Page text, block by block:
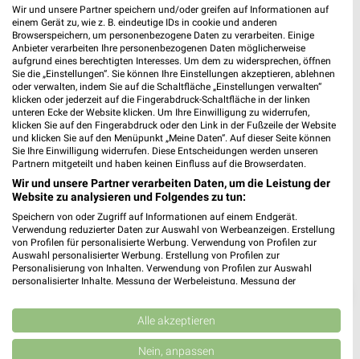
NORMA Memmingen
Maximilianstr. 10
87700 Memmingen
Heute 07:00 - 20:00 Uhr | Geöffnet
553,72 km • Angebote: 4 Prospekte
Wir und unsere Partner speichern und/oder greifen auf Informationen auf
einem Gerät zu, wie z. B. eindeutige IDs in cookie und anderen
Browserspeichern, um personenbezogene Daten zu verarbeiten. Einige
Anbieter verarbeiten Ihre personenbezogenen Daten möglicherweise
aufgrund eines berechtigten Interesses. Um dem zu widersprechen, öffnen
Sie die „Einstellungen“. Sie können Ihre Einstellungen akzeptieren, ablehnen
oder verwalten, indem Sie auf die Schaltfläche „Einstellungen verwalten“
klicken oder jederzeit auf die Fingerabdruck-Schaltfläche in der linken
unteren Ecke der Website klicken. Um Ihre Einwilligung zu widerrufen,
klicken Sie auf den Fingerabdruck oder den Link in der Fußzeile der Website
und klicken Sie auf den Menüpunkt „Meine Daten“. Auf dieser Seite können
Sie Ihre Einwilligung widerrufen. Diese Entscheidungen werden unseren
Partnern mitgeteilt und haben keinen Einfluss auf die Browserdaten.
Wir und unsere Partner verarbeiten Daten, um die Leistung der
Website zu analysieren und Folgendes zu tun:
Speichern von oder Zugriff auf Informationen auf einem Endgerät.
Verwendung reduzierter Daten zur Auswahl von Werbeanzeigen. Erstellung
von Profilen für personalisierte Werbung. Verwendung von Profilen zur
Auswahl personalisierter Werbung. Erstellung von Profilen zur
Personalisierung von Inhalten. Verwendung von Profilen zur Auswahl
personalisierter Inhalte. Messung der Werbeleistung. Messung der
Kombinationen von Daten aus verschiedenen Quellen. Entwicklung und
Verbesserung der Angebote. Verwendung reduzierter Daten zur Auswahl
von Inhalten.
Daten können außerhalb der Europäischen Union weitergegeben und in die
Alle akzeptieren
Nein, anpassen